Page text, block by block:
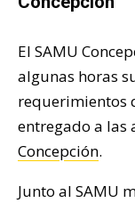
El SAMU
algunas horas
requerimientos
entregado a las
Concepción.
Junto al SAMU